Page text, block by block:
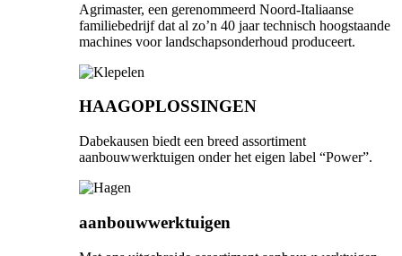
Agrimaster, een gerenommeerd Noord-Italiaanse
familiebedrijf dat al zo’n 40 jaar technisch hoogstaande
machines voor landschapsonderhoud produceert.
HAAGOPLOSSINGEN
Dabekausen biedt een breed assortiment
aanbouwwerktuigen onder het eigen label “Power”.
aanbouwwerktuigen